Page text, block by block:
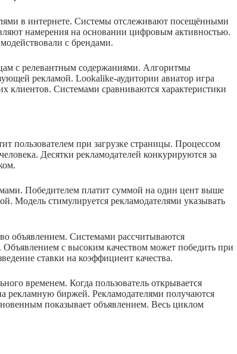
в интернете. Системы отслеживают посещёнными
намерения на основании цифровым активностью.
с брендами.
с релевантным содержаниями. Алгоритмы
рекламой. Lookalike-аудитории авиатор игра
Системами сравниваются характеристики
пользователем при загрузке страницы. Процессом
Десятки рекламодателей конкурируются за
Победителем платит суммой на один цент выше
Модель стимулируется рекламодателями указывать
объявлением. Системами рассчитываются
Объявлением с высоким качеством может победить при
ставки на коэффициент качества.
временем. Когда пользователь открывается
рекламную биржей. Рекламодателями получаются
показывает объявлением. Весь циклом